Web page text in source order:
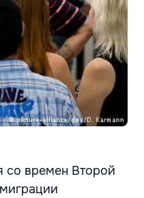
со времен Второй